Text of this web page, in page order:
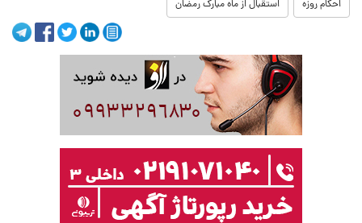
احکام روزه استقبال از ماه مبارک رمضان